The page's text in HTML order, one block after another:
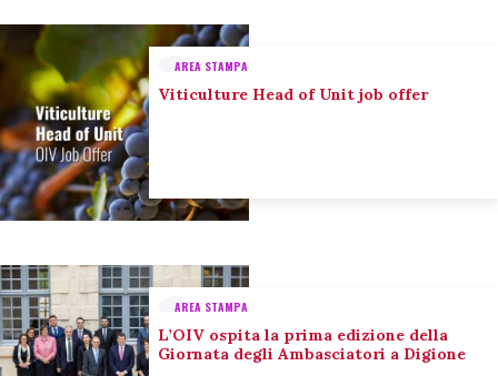
AREA STAMPA
Viticulture Head of Unit job offer
AREA STAMPA
L’OIV ospita la prima edizione della
Giornata degli Ambasciatori a Digione